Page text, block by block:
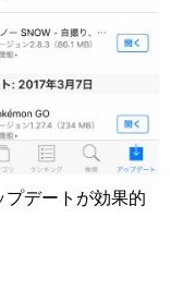
デートが効果的